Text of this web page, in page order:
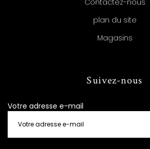
plan du site
Magasins
Suivez-nous
Votre adresse e-mail